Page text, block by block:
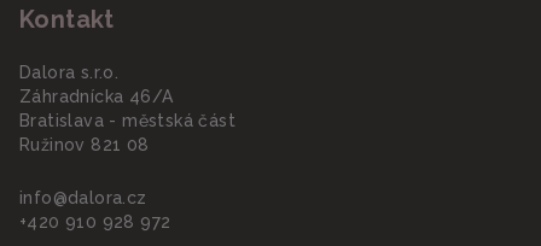
Kontakt
Dalora s.r.o.
Záhradnícka 46/A
Bratislava - městská část
Ružinov 821 08
info@dalora.cz
+420 910 928 972